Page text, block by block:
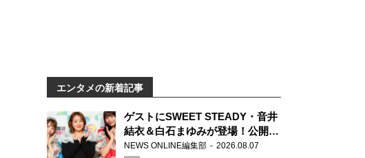
エンタメの新着記事
ゲストにSWEET STEADY・音井
結衣＆白石まゆみが登場！公開収
録で素顔全開！
NEWS ONLINE編集部 2026.08.07